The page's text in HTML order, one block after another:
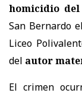
homicidio del
San Bernardo
Liceo
del autor
El crimen